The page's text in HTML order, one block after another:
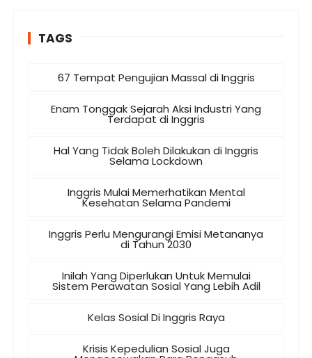
TAGS
67 Tempat Pengujian Massal di Inggris
Enam Tonggak Sejarah Aksi Industri Yang
Terdapat di Inggris
Hal Yang Tidak Boleh Dilakukan di Inggris
Selama Lockdown
Inggris Mulai Memerhatikan Mental
Kesehatan Selama Pandemi
Inggris Perlu Mengurangi Emisi Metananya
di Tahun 2030
Inilah Yang Diperlukan Untuk Memulai
Sistem Perawatan Sosial Yang Lebih Adil
Kelas Sosial Di Inggris Raya
Krisis Kepedulian Sosial Juga